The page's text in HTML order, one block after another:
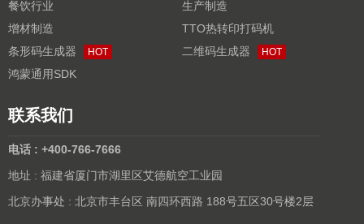
餐饮行业
生产制造
增材制造
TTO热转印打码机
条形码生成器
HOT 二维码生成器 HOT
鸿蒙通用SDK
联系我们
电话 : +400-766-7666
地址 : 福建省厦门市湖里区艾德航空工业园
北京办事处 : 北京市丰台区 南四环西路 188号五区30号楼2层